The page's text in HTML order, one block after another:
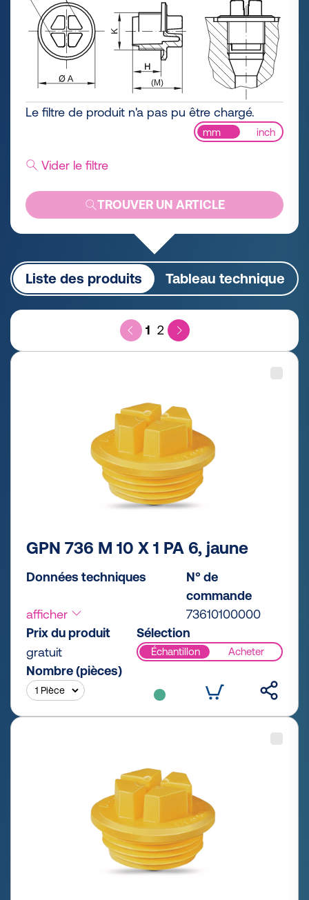
Le filtre de produit n'a pas pu être chargé.
mm inch
Vider le filtre
TROUVER UN ARTICLE
Liste des produits Tableau technique
1 2
GPN 736 M 10 X 1 PA 6, jaune
Données techniques
afficher
N° de
commande
73610100000
Prix du produit
gratuit
Sélection
Échantillon Acheter
Nombre (pièces)